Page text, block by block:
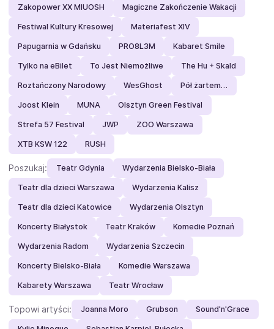
Zakopower XX MIUOSH Magiczne Zakończenie Wakacji
Festiwal Kultury Kresowej Materiafest XIV
Papugarnia w Gdańsku PRO8L3M Kabaret Smile
Tylko na eBilet To Jest Niemożliwe The Hu + Skald
Roztańczony Narodowy WesGhost Pół żartem…
Joost Klein MUNA Olsztyn Green Festival
Strefa 57 Festival JWP ZOO Warszawa
XTB KSW 122 RUSH
Poszukaj: Teatr Gdynia Wydarzenia Bielsko-Biała
Teatr dla dzieci Warszawa Wydarzenia Kalisz
Teatr dla dzieci Katowice Wydarzenia Olsztyn
Koncerty Białystok Teatr Kraków Komedie Poznań
Wydarzenia Radom Wydarzenia Szczecin
Koncerty Bielsko-Biała Komedie Warszawa
Kabarety Warszawa Teatr Wrocław
Topowi artyści: Joanna Moro Grubson Sound'n'Grace